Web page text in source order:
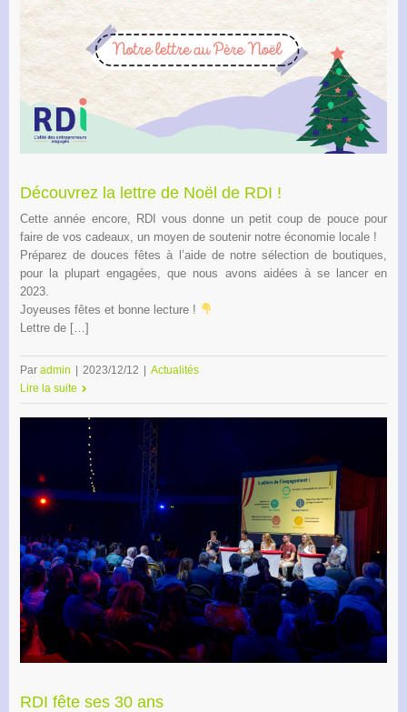
Découvrez la lettre de Noël de RDI !
Cette année encore, RDI vous donne un petit coup de pouce pour
faire de vos cadeaux, un moyen de soutenir notre économie locale !
Préparez de douces fêtes à l’aide de notre sélection de boutiques,
pour la plupart engagées, que nous avons aidées à se lancer en
2023.
Joyeuses fêtes et bonne lecture !
Lettre de […]
Par admin 2023/12/12
Actualités
Lire la suite
RDI fête ses 30 ans